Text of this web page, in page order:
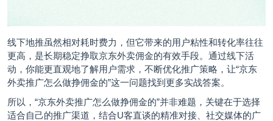
线下地推虽然相对耗时费力，但它带来的用户粘性和转化率往往
更高，是长期稳定挣取京东外卖佣金的有效手段。通过线下活
动，你能更直观地了解用户需求，不断优化推广策略，让“京东
外卖推广怎么做挣佣金的”这一问题找到更多实战答案。
所以，“京东外卖推广怎么做挣佣金的”并非难题，关键在于选择
适合自己的推广渠道，结合U客直谈的精准对接、社交媒体的广